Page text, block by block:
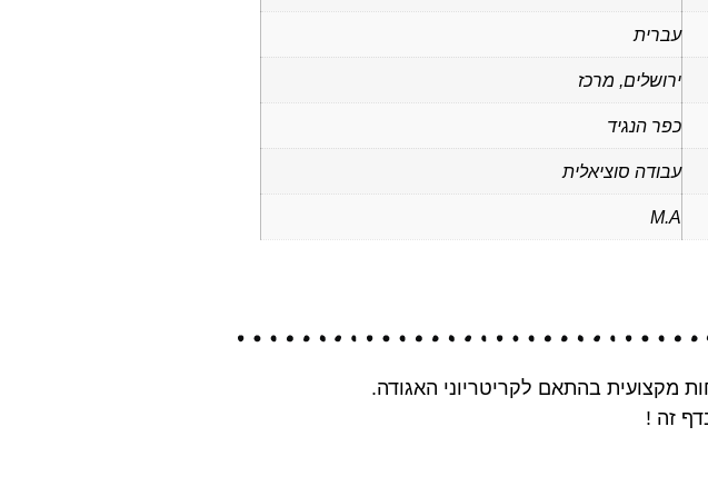
עברית
ירושלים, מרכז
כפר הנגיד
עבודה סוציאלית
M.A
מקצועית בהתאם לקריטריוני האגודה.
זה !